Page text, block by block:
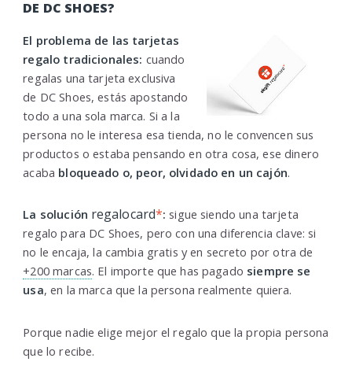
DE DC SHOES?
El problema de las tarjetas
regalo tradicionales: cuando
regalas una tarjeta exclusiva
de DC Shoes, estás apostando
todo a una sola marca. Si a la
persona no le interesa esa tienda, no le convencen sus
productos o estaba pensando en otra cosa, ese dinero
acaba bloqueado o, peor, olvidado en un cajón.
La solución regalocard*: sigue siendo una tarjeta
regalo para DC Shoes, pero con una diferencia clave: si
no le encaja, la cambia gratis y en secreto por otra de
+200 marcas. El importe que has pagado siempre se
usa, en la marca que la persona realmente quiera.
Porque nadie elige mejor el regalo que la propia persona
que lo recibe.